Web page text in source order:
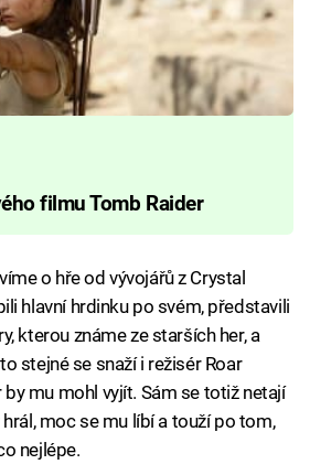
filmu Tomb Raider
o hře od vývojářů z Crystal
hlavní hrdinku po svém, představili
kterou známe ze starších her, a
stejné se snaží i režisér Roar
mu mohl vyjít. Sám se totiž netají
hrál, moc se mu líbí a touží po tom,
nejlépe.